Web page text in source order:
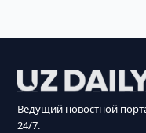
Ведущий новостной
24/7.